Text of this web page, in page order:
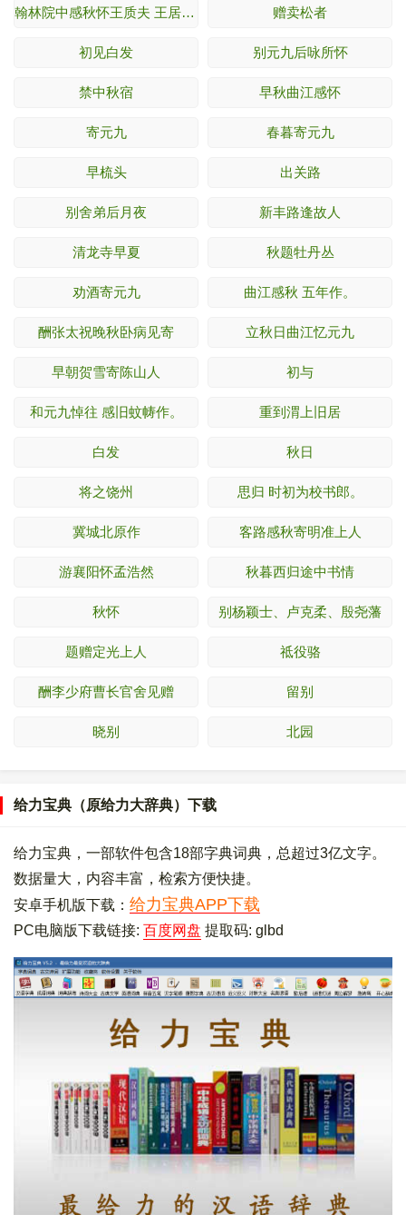
翰林院中感秋怀王质夫 王居仙游山。 赠卖松者
初见白发 别元九后咏所怀
禁中秋宿 早秋曲江感怀
寄元九 春暮寄元九
早梳头 出关路
别舍弟后月夜 新丰路逢故人
清龙寺早夏 秋题牡丹丛
劝酒寄元九 曲江感秋 五年作。
酬张太祝晚秋卧病见寄 立秋日曲江忆元九
早朝贺雪寄陈山人 初与
和元九悼往 感旧蚊帱作。 重到渭上旧居
白发 秋日
将之饶州 思归 时初为校书郎。
冀城北原作 客路感秋寄明准上人
游襄阳怀孟浩然 秋暮西归途中书情
秋怀 别杨颖士、卢克柔、殷尧藩
题赠定光上人 祗役骆
酬李少府曹长官舍见赠 留别
晓别 北园
给力宝典（原给力大辞典）下载
给力宝典，一部软件包含18部字典词典，总超过3亿文字。
数据量大，内容丰富，检索方便快捷。
安卓手机版下载： 给力宝典APP下载
PC电脑版下载链接: 百度网盘 提取码: glbd